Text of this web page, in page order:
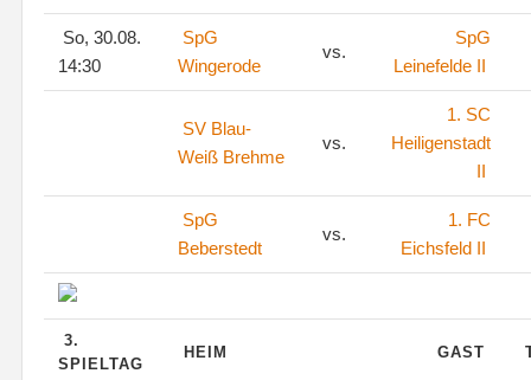
So, 30.08.
14:30
SpG
Wingerode
vs.
SpG
Leinefelde II
SV Blau-
Weiß Brehme
vs.
1. SC
Heiligenstadt
II
SpG
Beberstedt
vs.
1. FC
Eichsfeld II
3.
SPIELTAG
HEIM GAST